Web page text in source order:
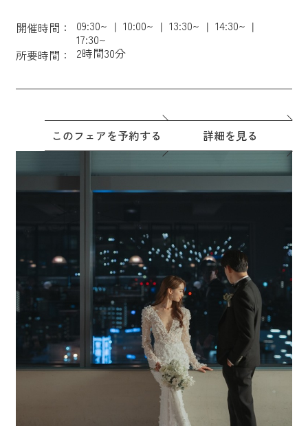
開催時間： 09:30~ 10:00~ 13:30~
14:30~
17:30~
所要時間：
2時間30分
このフェアを予約する 詳細を見る